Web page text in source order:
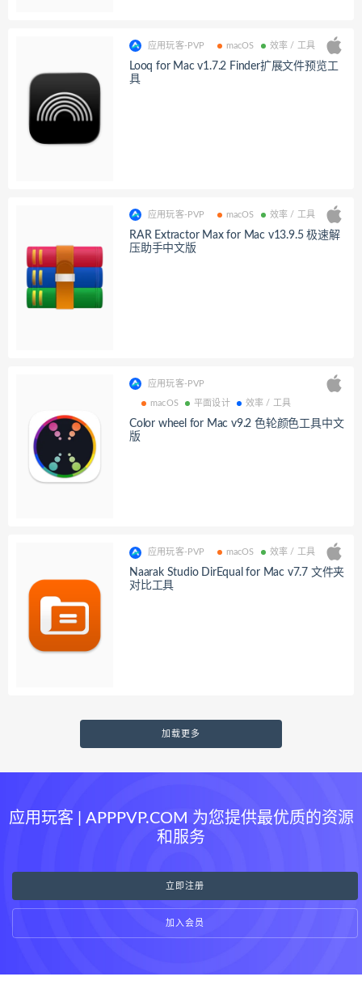
应用玩客-PVP macOS 效率 / 工具
Looq for Mac v1.7.2 Finder扩展文件预览工
具
应用玩客-PVP macOS 效率 / 工具
RAR Extractor Max for Mac v13.9.5 极速解
压助手中文版
应用玩客-PVP
macOS 平面设计 效率 / 工具
Color wheel for Mac v9.2 色轮颜色工具中文
版
应用玩客-PVP macOS 效率 / 工具
Naarak Studio DirEqual for Mac v7.7 文件夹
对比工具
加载更多
应用玩客 | APPPVP.COM 为您提供最优质的资源
和服务
立即注册
加入会员